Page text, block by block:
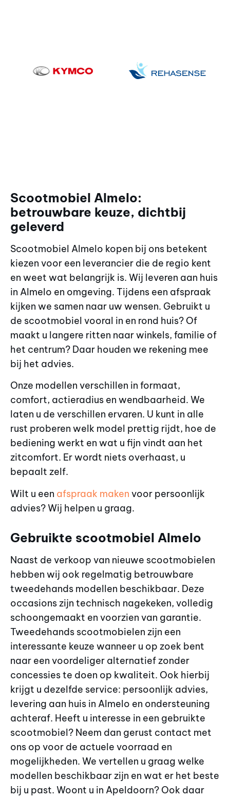
Scootmobiel Almelo:
betrouwbare keuze, dichtbij
geleverd
Scootmobiel Almelo kopen bij ons betekent
kiezen voor een leverancier die de regio kent
en weet wat belangrijk is. Wij leveren aan huis
in Almelo en omgeving. Tijdens een afspraak
kijken we samen naar uw wensen. Gebruikt u
de scootmobiel vooral in en rond huis? Of
maakt u langere ritten naar winkels, familie of
het centrum? Daar houden we rekening mee
bij het advies.
Onze modellen verschillen in formaat,
comfort, actieradius en wendbaarheid. We
laten u de verschillen ervaren. U kunt in alle
rust proberen welk model prettig rijdt, hoe de
bediening werkt en wat u fijn vindt aan het
zitcomfort. Er wordt niets overhaast, u
bepaalt zelf.
Wilt u een afspraak maken voor persoonlijk
advies? Wij helpen u graag.
Gebruikte scootmobiel Almelo
Naast de verkoop van nieuwe scootmobielen
hebben wij ook regelmatig betrouwbare
tweedehands modellen beschikbaar. Deze
occasions zijn technisch nagekeken, volledig
schoongemaakt en voorzien van garantie.
Tweedehands scootmobielen zijn een
interessante keuze wanneer u op zoek bent
naar een voordeliger alternatief zonder
concessies te doen op kwaliteit. Ook hierbij
krijgt u dezelfde service: persoonlijk advies,
levering aan huis in Almelo en ondersteuning
achteraf. Heeft u interesse in een gebruikte
scootmobiel? Neem dan gerust contact met
ons op voor de actuele voorraad en
mogelijkheden. We vertellen u graag welke
modellen beschikbaar zijn en wat er het beste
bij u past. Woont u in Apeldoorn? Ook daar